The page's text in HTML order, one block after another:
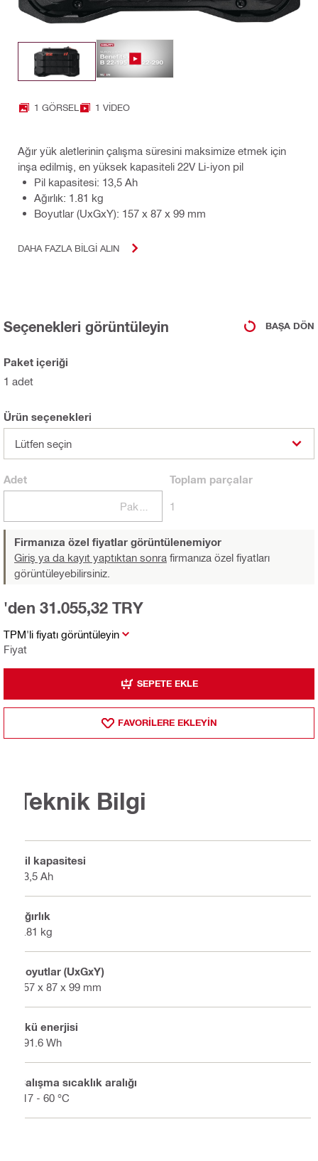
1 GÖRSEL 1 VIDEO
Ağır yük aletlerinin çalışma süresini maksimize etmek için
inşa edilmiş, en yüksek kapasiteli 22V Li-iyon pil
Pil kapasitesi: 13,5 Ah
Ağırlık: 1.81 kg
Boyutlar (UxGxY): 157 x 87 x 99 mm
DAHA FAZLA BILGI ALIN
Seçenekleri görüntüleyin BAŞA DÖN
Paket içeriği
1 adet
Ürün seçenekleri
Lütfen seçin
Adet Toplam parçalar
1
Firmanıza özel fiyatlar görüntülenemiyor
Giriş ya da kayıt yaptıktan sonra firmanıza özel fiyatları
görüntüleyebilirsiniz.
TPM'li fiyatı görüntüleyin
Fiyat
'den 31.055,32 TRY
SEPETE EKLE
FAVORILERE EKLEYIN
Teknik Bilgi
Pil kapasitesi
13,5 Ah
Ağırlık
1.81 kg
Boyutlar (UxGxY)
157 x 87 x 99 mm
Akü enerjisi
291.6 Wh
Çalışma sıcaklık aralığı
-17 - 60 °C